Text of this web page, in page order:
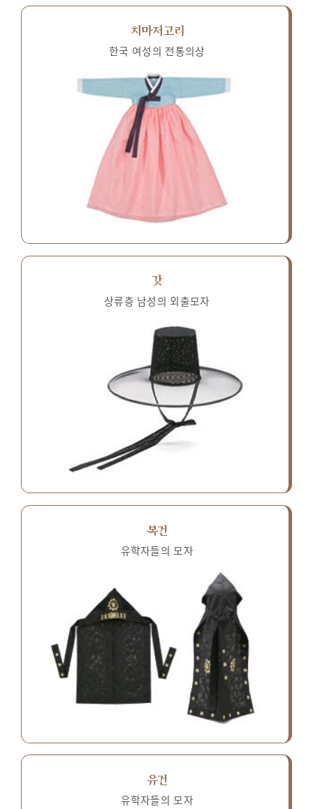
치마저고리
한국 여성의 전통의상
갓
상류층 남성의 외출모자
복건
유학자들의 모자
유건
유학자들의 모자